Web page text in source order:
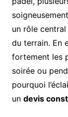
un rôle
du terrain. En
fortement les
soirée ou
pourquoi
un devis